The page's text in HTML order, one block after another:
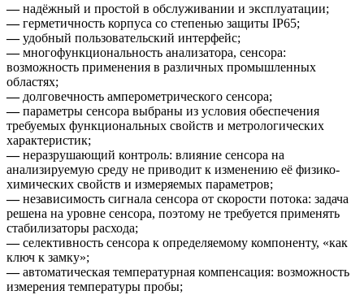
—надёжный и простой в обслуживании и эксплуатации;
—герметичность корпуса со степенью защиты IP65;
—удобный пользовательский интерфейс;
—многофункциональность анализатора, сенсора:
возможность применения в различных промышленных
областях;
—долговечность амперометрического сенсора;
—параметры сенсора выбраны из условия обеспечения
требуемых функциональных свойств и метрологических
характеристик;
—неразрушающий контроль: влияние сенсора на
анализируемую среду не приводит к изменению её физико-
химических свойств и измеряемых параметров;
—независимость сигнала сенсора от скорости потока: задача
решена на уровне сенсора, поэтому не требуется применять
стабилизаторы расхода;
—селективность сенсора к определяемому компоненту, «как
ключ к замку»;
—автоматическая температурная компенсация: возможность
измерения температуры пробы;